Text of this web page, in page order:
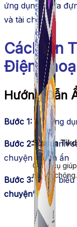
Simple
Công cụ
nhanh chóng.
ứng dụng chứa
và tài chính.
Cách Ẩn
Điện
Hướng Dẫn
Bước 1: Mở ứng
Bước 2:Tại danh
chuyện muốn ẩn
Bước 3:Chọn biểu
chuyện”